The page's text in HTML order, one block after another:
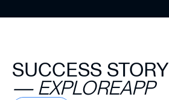
SUCCESS STORY
— EXPLOREAPP